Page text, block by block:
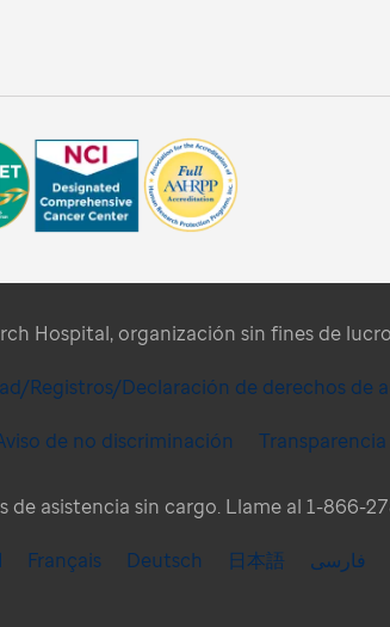
Hospital, organización sin fines de
Registros/Declaración de derechos de
de no discriminación
asistencia sin cargo. Llame al 1-866-
Français Deutsch 日本語 فارسی